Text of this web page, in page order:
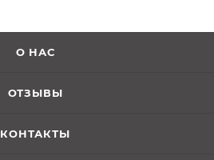
О НАС
ОТЗЫВЫ
КОНТАКТЫ